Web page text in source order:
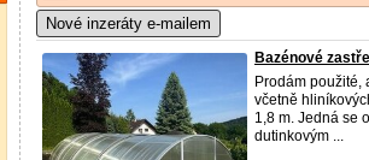
Nové inzeráty e-mailem
Bazénové
Prodám použité,
včetně
1,8 m. Jedná se
dutinkovým ...